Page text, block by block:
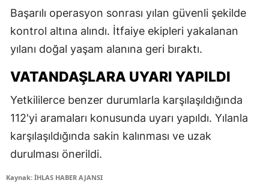
Başarılı operasyon sonrası yılan güvenli şekilde
kontrol altına alındı. İtfaiye ekipleri yakalanan
yılanı doğal yaşam alanına geri bıraktı.
VATANDAŞLARA UYARI YAPILDI
Yetkililerce benzer durumlarla karşılaşıldığında
112'yi aramaları konusunda uyarı yapıldı. Yılanla
karşılaşıldığında sakin kalınması ve uzak
durulması önerildi.
Kaynak: İHLAS HABER AJANSI